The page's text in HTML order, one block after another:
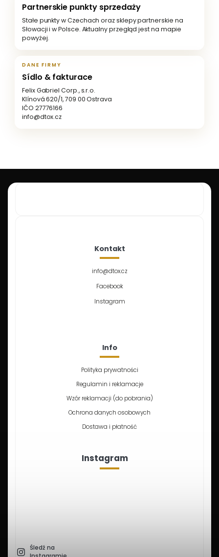
Partnerskie punkty sprzedaży
Stałe punkty w Czechach oraz sklepy partnerskie na
Słowacji i w Polsce. Aktualny przegląd jest na mapie
powyżej.
DANE FIRMY
Sídlo & fakturace
Felix Gabriel Corp., s.r.o.
Klínová 620/1, 709 00 Ostrava
IČO 27776166
info@dtox.cz
Kontakt
info@dtox.cz
Facebook
Instagram
Info
Polityka prywatności
Regulamin i reklamacje
Wzór reklamacji (do pobrania)
Ochrona danych osobowych
Dostawa i płatność
Instagram
Śledź na